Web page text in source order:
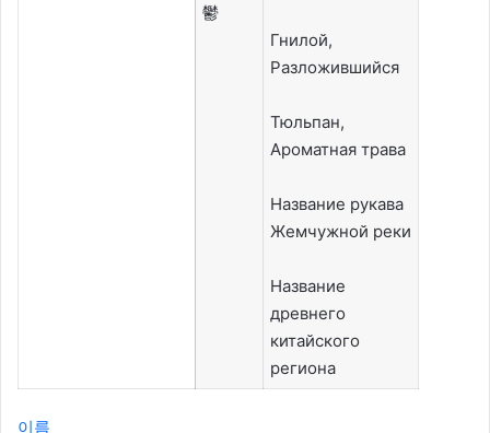
鬱
Гнилой,
Разложившийся
Тюльпан,
Ароматная трава
Название рукава
Жемчужной реки
Название
древнего
китайского
региона
이름